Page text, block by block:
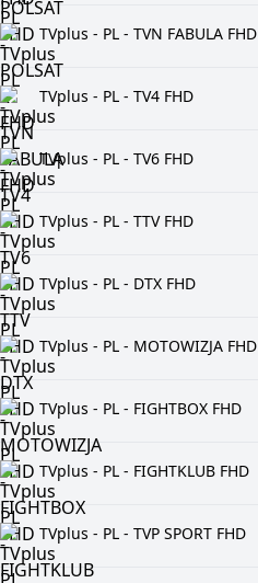
TVplus - PL - TVN FABULA FHD
TVplus - PL - TV4 FHD
TVplus - PL - TV6 FHD
TVplus - PL - TTV FHD
TVplus - PL - DTX FHD
TVplus - PL - MOTOWIZJA FHD
TVplus - PL - FIGHTBOX FHD
TVplus - PL - FIGHTKLUB FHD
TVplus - PL - TVP SPORT FHD